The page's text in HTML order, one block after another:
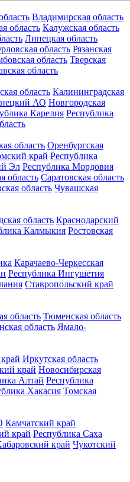
Владимирская область
область Калужская область
Липецкая область
область Рязанская
область Тверская
область
область Калининградская
АО Новгородская
Карелия Республика
область Оренбургская
край Республика
Эл Республика Мордовия
область Саратовская область
область Чувашская
область Краснодарский
Калмыкия Ростовская
Карачаево-Черкесская
Республика Ингушетия
Ставропольский край
область Тюменская область
область Ямало-
Иркутская область
край Новосибирская
Алтай Республика
Хакасия Томская
Камчатский край
край Республика Саха
край Чукотский